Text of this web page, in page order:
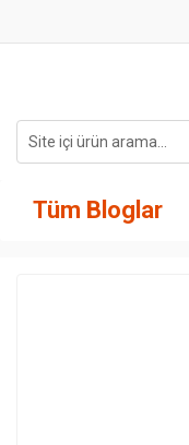
Tüm Bloglar